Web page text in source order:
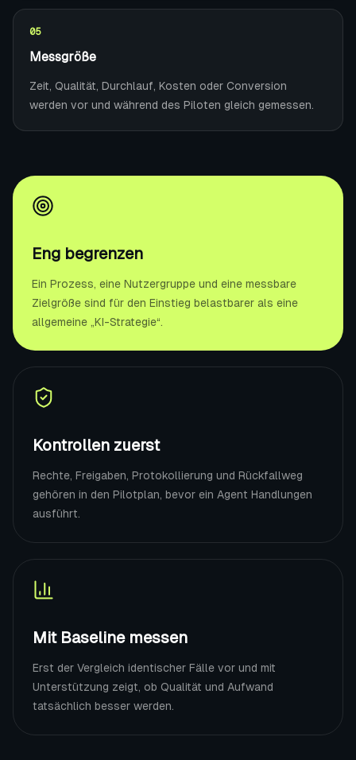
05
Messgröße
Zeit, Qualität, Durchlauf, Kosten oder Conversion
werden vor und während des Piloten gleich gemessen.
Eng begrenzen
Ein Prozess, eine Nutzergruppe und eine messbare
Zielgröße sind für den Einstieg belastbarer als eine
allgemeine „KI-Strategie“.
Kontrollen zuerst
Rechte, Freigaben, Protokollierung und Rückfallweg
gehören in den Pilotplan, bevor ein Agent Handlungen
ausführt.
Mit Baseline messen
Erst der Vergleich identischer Fälle vor und mit
Unterstützung zeigt, ob Qualität und Aufwand
tatsächlich besser werden.